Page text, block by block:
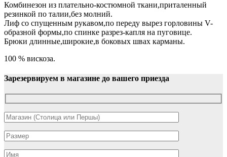
Комбинезон из плательно-костюмной ткани,приталенный
резинкой по талии,без молний.
Лиф со спущенным рукавом,по переду вырез горловины V-
образной формы,по спинке разрез-капля на пуговице.
Брюки длинные,широкие,в боковых швах карманы.
100 % вискоза.
Зарезервируем в магазине до вашего приезда